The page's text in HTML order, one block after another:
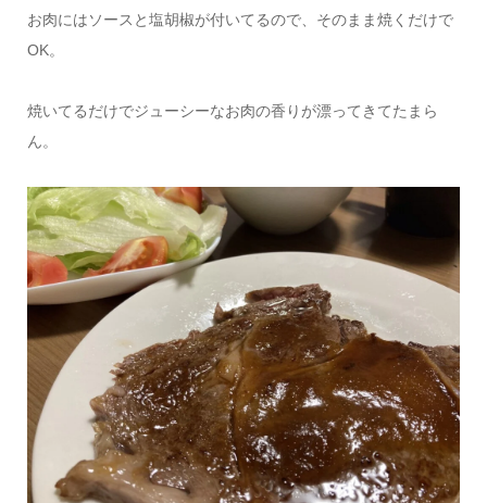
お肉にはソースと塩胡椒が付いてるので、そのまま焼くだけで
OK。
焼いてるだけでジューシーなお肉の香りが漂ってきてたまら
ん。